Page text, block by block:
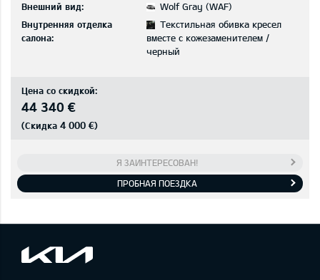
Внешний вид:
Wolf Gray (WAF)
Внутренняя отделка
салона:
Текстильная обивка кресел
вместе с кожезаменителем /
черный
Цена со скидкой:
44 340 €
(Скидка 4 000 €)
Я ЗАИНТЕРЕСОВАН!
ПРОБНАЯ ПОЕЗДКА